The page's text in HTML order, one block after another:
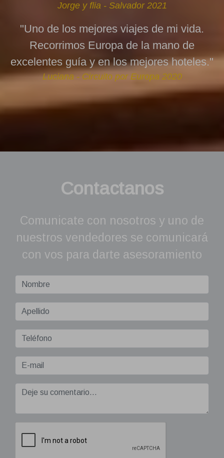
Jorge y flia - Salvador 2021
"Uno de los mejores viajes de mi vida.
Recorrimos Europa de la mano de
excelentes guía y en los mejores hoteles."
Luciana - Circuito por Europa 2020
Contactanos
Comunicate con nosotros y uno de
nuestros vendedores se comunicará
con vos para darte asesoramiento